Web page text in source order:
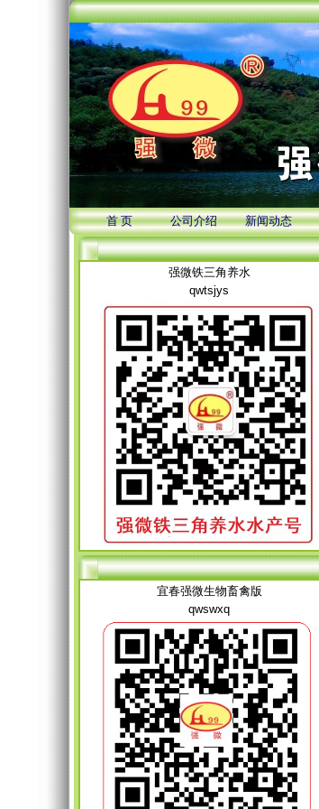
首 页 公司介绍 新闻动态
强微铁三角养水
qwtsjys
宜春强微生物畜禽版
qwswxq